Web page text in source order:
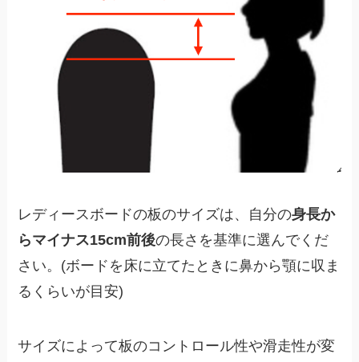
レディースボードの板のサイズは、自分の身長か
らマイナス15cm前後の長さを基準に選んでくだ
さい。(ボードを床に立てたときに鼻から顎に収ま
るくらいが目安)
サイズによって板のコントロール性や滑走性が変